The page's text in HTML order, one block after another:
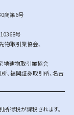
商第6号
号
物取引業協会、
地建物取引業協会
所、福岡証券取引所、名古
得税が課税されます。